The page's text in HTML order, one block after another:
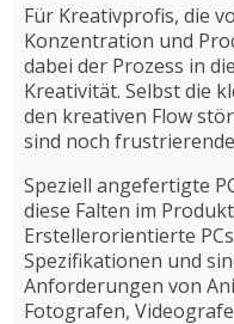
Für Kreativprofis, die
Konzentration und
dabei der Prozess in
Kreativität. Selbst die
den kreativen Flow
sind noch
Speziell angefertigte
diese Falten im
Erstellerorientierte
Spezifikationen und
Anforderungen von
Fotografen,